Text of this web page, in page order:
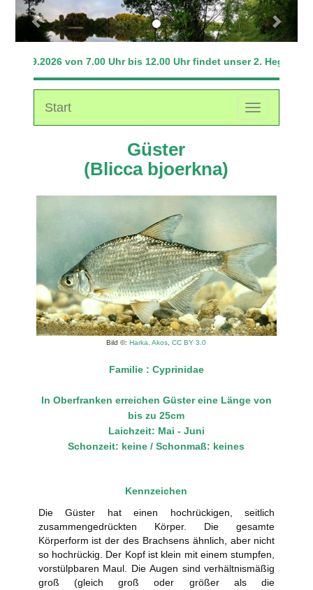
Previous Next
von 7.00 Uhr bis 12.00 Uhr findet unser 2.
Toggle
navigation
Start
Güster
(Blicca bjoerkna)
Bild ©: Harka, Akos,CC BY 3.0
Familie : Cyprinidae
In Oberfranken erreichen Güster eine Länge von
bis zu 25cm
Laichzeit: Mai - Juni
Schonzeit: keine / Schonmaß: keines
Kennzeichen
Die Güster hat einen hochrückigen, seitlich
zusammengedrückten Körper. Die gesamte
Körperform ist der des Brachsens ähnlich, aber nicht
so hochrückig. Der Kopf ist klein mit einem stumpfen,
vorstülpbaren Maul. Die Augen sind verhältnismäßig
groß (gleich groß oder größer als die